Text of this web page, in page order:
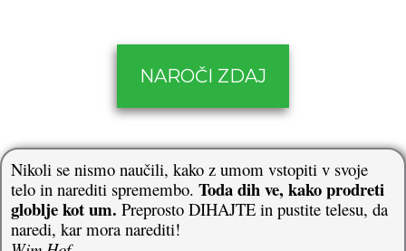
NAROČI ZDAJ
Nikoli se nismo naučili, kako z umom vstopiti v svoje
telo in narediti spremembo. Toda dih ve, kako prodreti
globlje kot um. Preprosto DIHAJTE in pustite telesu, da
naredi, kar mora narediti!